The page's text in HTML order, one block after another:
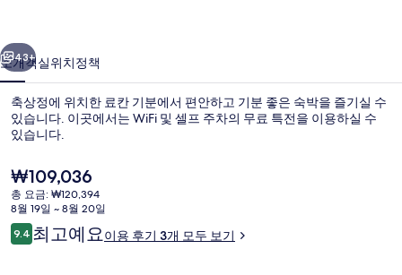
갤
러
리
다음
43+
소개객실위치정책
축상정에 위치한 료칸 기분에서 편안하고 기분 좋은 숙박을 즐기실 수
있습니다. 이곳에서는 WiFi 및 셀프 주차의 무료 특전을 이용하실 수
있습니다.
현
재
가
격
은
₩109,036
총 요금: ₩120,394
8월 19일 ~ 8월 20일
이
용
9.410점 만점 중 9.4점.
최고예요이용 후기 3개 모두 보기